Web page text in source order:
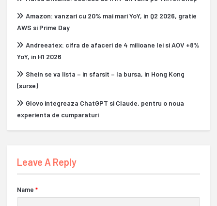
Amazon: vanzari cu 20% mai mari YoY, in Q2 2026, gratie
AWS si Prime Day
Andreeatex: cifra de afaceri de 4 milioane lei si AOV +8%
YoY, in H1 2026
Shein se va lista – in sfarsit – la bursa, in Hong Kong
(surse)
Glovo integreaza ChatGPT si Claude, pentru o noua
experienta de cumparaturi
Leave A Reply
Name *